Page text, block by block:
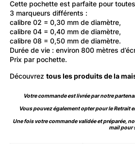
Cette pochette est parfaite pour
3 marqueurs différents :
calibre 02 = 0,30 mm de diamètre,
calibre 04 = 0,40 mm de diamètre,
calibre 08 = 0,50 mm de diamètre.
Durée de vie : environ 800 mètres
Prix par pochette.
Découvrez tous les produits de la
Votre commande est livrée par notre
Vous pouvez également opter pour le Retrait
Une fois votre commande validée et préparée,
mail pour